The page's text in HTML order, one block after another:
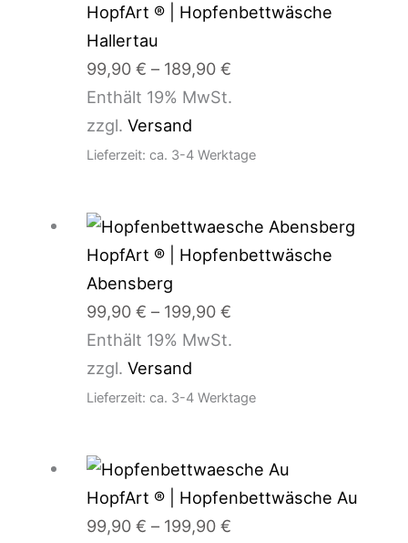
HopfArt ® | Hopfenbettwäsche
Hallertau
99,90 € – 189,90 €
bis
Enthält 19% MwSt.
zzgl. Versand
Lieferzeit: ca. 3-4 Werktage
HopfArt ® | Hopfenbettwäsche
Abensberg
99,90 € – 199,90 €
Preisspanne:
99,90 €
199,90 €
Enthält 19% MwSt.
zzgl. Versand
Lieferzeit: ca. 3-4 Werktage
HopfArt ® | Hopfenbettwäsche Au
99,90 € – 199,90 €
Preisspanne:
99,90 €
bis